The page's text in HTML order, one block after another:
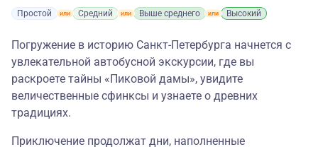
Простой Средний Выше среднего Высокий
Погружение в историю Санкт-Петербурга начнется с
увлекательной автобусной экскурсии, где вы
раскроете тайны «Пиковой дамы», увидите
величественные сфинксы и узнаете о древних
традициях.
Приключение продолжат дни, наполненные